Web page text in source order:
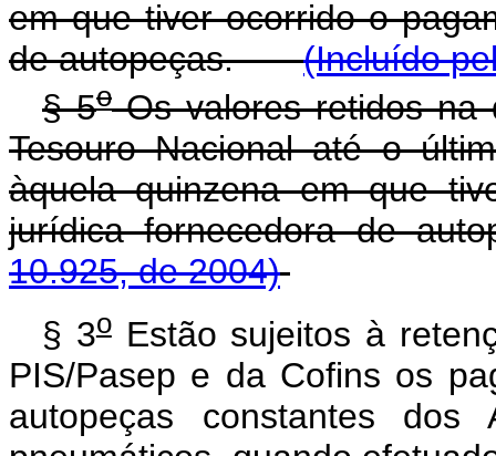
em que tiver ocorrido o
de autopeças.(Incluído
§ 5oOs valores retidos na
Tesouro Nacional até o
àquela quinzena em que
jurídica fornecedora de
10.925, de 2004)
§ 3oEstão sujeitos à
PIS/Pasep e da Cofins os
autopeças constantes